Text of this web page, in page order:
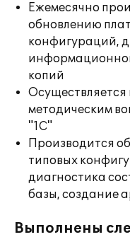
Ежемесячно
обновлению
конфигураций,
копий
Осуществляется
методическим
"1С"
Производится
типовых
диагностика
базы, создание
Выполнены